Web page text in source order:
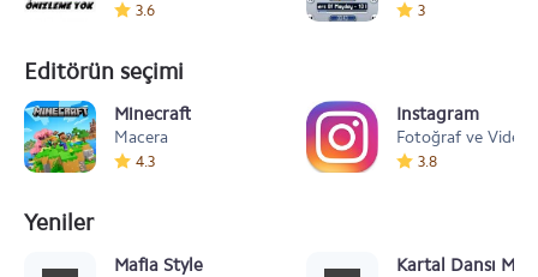
3.6 3
Editörün seçimi
Minecraft
Macera
4.3
Instagram
Fotoğraf ve Video
3.8
Yeniler
Mafia Style Kartal Dansı